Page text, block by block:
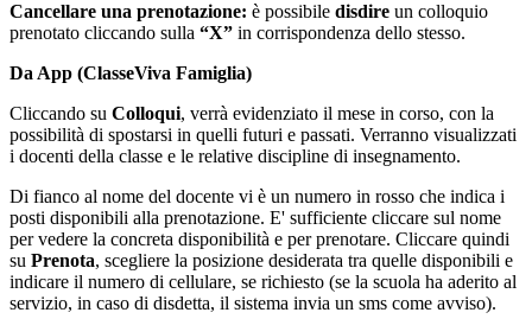
Cancellare una prenotazione: è possibile disdire un colloquio
prenotato cliccando sulla “X” in corrispondenza dello stesso.
Da App (ClasseViva Famiglia)
Cliccando su Colloqui, verrà evidenziato il mese in corso, con la
possibilità di spostarsi in quelli futuri e passati. Verranno visualizzati
i docenti della classe e le relative discipline di insegnamento.
Di fianco al nome del docente vi è un numero in rosso che indica i
posti disponibili alla prenotazione. E' sufficiente cliccare sul nome
per vedere la concreta disponibilità e per prenotare. Cliccare quindi
su Prenota, scegliere la posizione desiderata tra quelle disponibili e
indicare il numero di cellulare, se richiesto (se la scuola ha aderito al
servizio, in caso di disdetta, il sistema invia un sms come avviso).